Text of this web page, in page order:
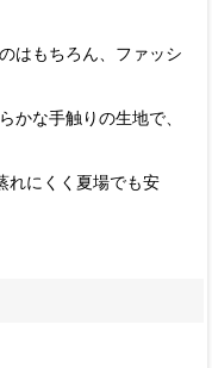
はもちろん、ファッシ
かな手触りの生地で、
れにくく夏場でも安